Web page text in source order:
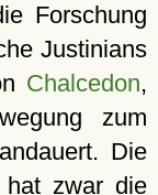
Forschung
Justinians
Chalcedon,
zum
Die
hat zwar die